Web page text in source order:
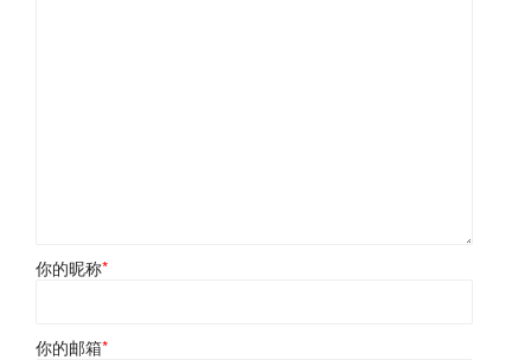
你的昵称*
你的邮箱*